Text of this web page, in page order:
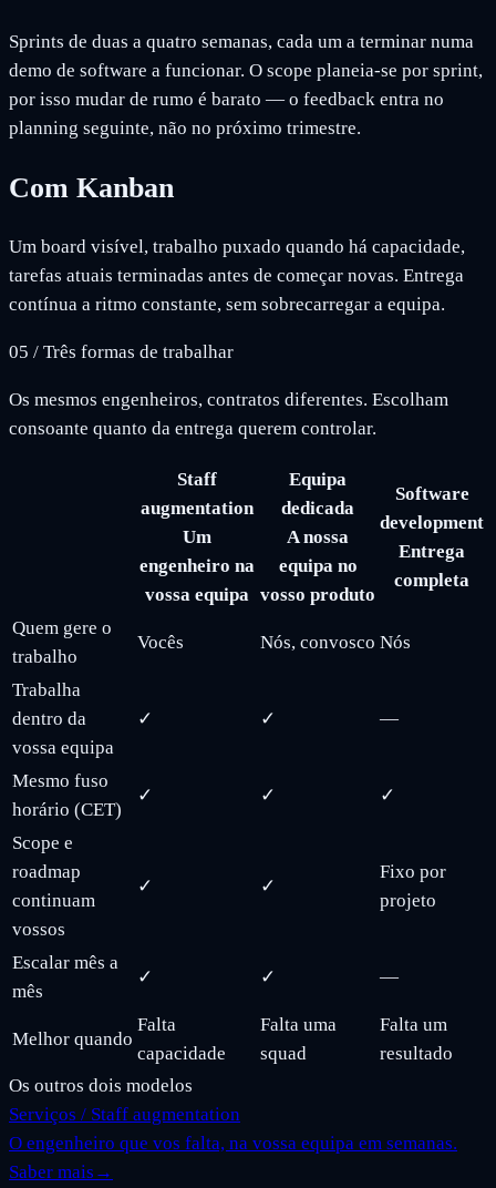
Sprints de duas a quatro semanas, cada um a terminar numa
demo de software a funcionar. O scope planeia-se por sprint,
por isso mudar de rumo é barato — o feedback entra no
planning seguinte, não no próximo trimestre.
Com Kanban
Um board visível, trabalho puxado quando há capacidade,
tarefas atuais terminadas antes de começar novas. Entrega
contínua a ritmo constante, sem sobrecarregar a equipa.
05 / Três formas de trabalhar
Os mesmos engenheiros, contratos diferentes. Escolham
consoante quanto da entrega querem controlar.
Staff
augmentation
Um
engenheiro na
vossa equipa
Equipa
dedicada
A nossa
equipa no
vosso produto
Software
development
Entrega
completa
Quem gere o
trabalho
Vocês Nós, convosco Nós
Trabalha
dentro da
vossa equipa
✓ ✓ —
Mesmo fuso
horário (CET)
✓ ✓ ✓
Scope e
roadmap
continuam
vossos
✓ ✓
Fixo por
projeto
Escalar mês a
mês
✓ ✓ —
Melhor quando
Falta
capacidade
Falta uma
squad
Falta um
resultado
Os outros dois modelos
Serviços / Staff augmentation
O engenheiro que vos falta, na vossa equipa em semanas.
Saber mais →